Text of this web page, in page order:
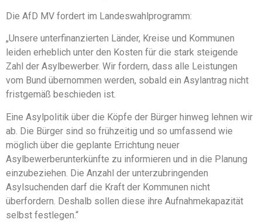
Die AfD MV fordert im Landeswahlprogramm:
„Unsere unterfinanzierten Länder, Kreise und Kommunen
leiden erheblich unter den Kosten für die stark steigende
Zahl der Asylbewerber. Wir fordern, dass alle Leistungen
vom Bund übernommen werden, sobald ein Asylantrag nicht
fristgemäß beschieden ist.
Eine Asylpolitik über die Köpfe der Bürger hinweg lehnen wir
ab. Die Bürger sind so frühzeitig und so umfassend wie
möglich über die geplante Errichtung neuer
Asylbewerberunterkünfte zu informieren und in die Planung
einzubeziehen. Die Anzahl der unterzubringenden
Asylsuchenden darf die Kraft der Kommunen nicht
überfordern. Deshalb sollen diese ihre Aufnahmekapazität
selbst festlegen.“